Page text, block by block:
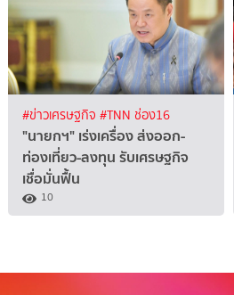
#ข่าวเศรษฐกิจ #TNN ช่อง16
"นายกฯ" เร่งเครื่อง ส่งออก-
ท่องเที่ยว-ลงทุน รับเศรษฐกิจ
เชื่อมั่นฟื้น
10